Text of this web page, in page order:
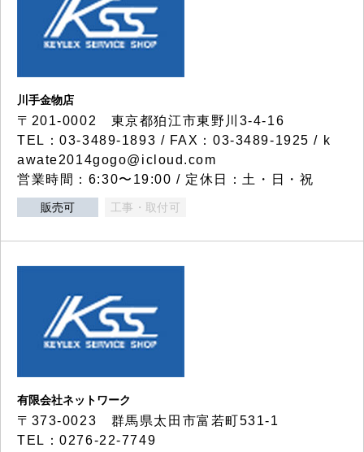
川手金物店
〒201-0002 東京都狛江市東野川3-4-16
TEL：03-3489-1893 / FAX：03-3489-1925 / k
awate2014gogo@icloud.com
営業時間：6:30〜19:00 / 定休日：土・日・祝
販売可 工事・取付可
有限会社ネットワーク
〒373-0023 群馬県太田市富若町531-1
TEL：0276-22-7749